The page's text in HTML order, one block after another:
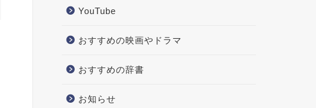
YouTube
おすすめの映画やドラマ
おすすめの辞書
お知らせ